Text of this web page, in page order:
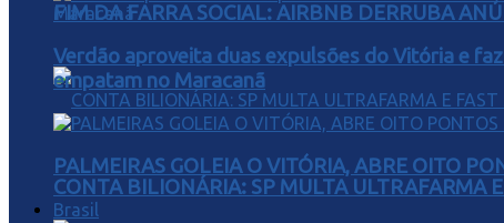
FIM DA FARRA SOCIAL: AIRBNB DERRUBA
CONTA BILIONÁRIA: SP MULTA ULTRAFARMA
Verdão aproveita duas expulsões do Vitória e
empatam no Maracanã
PALMEIRAS GOLEIA O VITÓRIA, ABRE OITO
Brasil